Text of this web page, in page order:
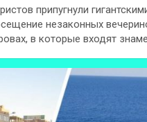
припугнули
незаконных
в которые входят